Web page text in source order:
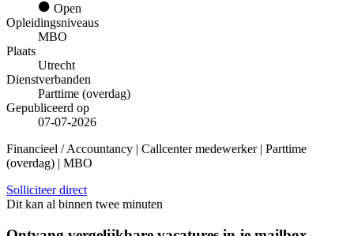
Open
Opleidingsniveaus
MBO
Plaats
Utrecht
Dienstverbanden
Parttime (overdag)
Gepubliceerd op
07-07-2026
Financieel / Accountancy | Callcenter medewerker | Parttime
(overdag) | MBO
Solliciteer direct
Dit kan al binnen twee minuten